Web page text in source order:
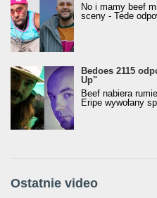
No i mamy beef
sceny - Tede
Bedoes 2115
Up"
Beef nabiera
Eripe wywołany
Ostatnie video